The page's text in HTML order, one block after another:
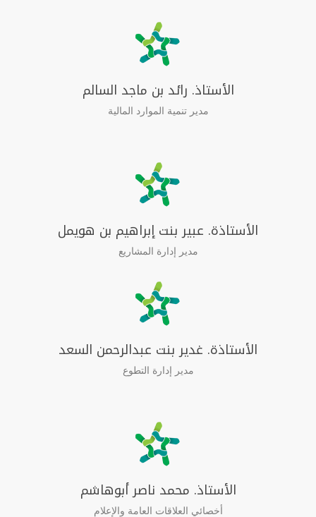
الأستاذ. رائد بن ماجد السالم
مدير تنمية الموارد المالية
الأستاذة. عبير بنت إبراهيم بن هويمل
مدير إدارة المشاريع
الأستاذة. غدير بنت عبدالرحمن السعد
مدير إدارة التطوع
الأستاذ. محمد ناصر أبوهاشم
أخصائي العلاقات العامة والإعلام